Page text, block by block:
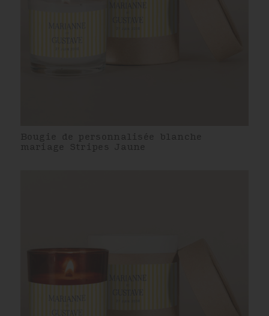
Bougie de personnalisée blanche
mariage Stripes Jaune